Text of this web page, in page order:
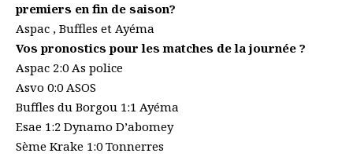
premiers en fin de saison?
Aspac , Buffles et Ayéma
Vos pronostics pour les matches de la journée ?
Aspac 2:0 As police
Asvo 0:0 ASOS
Buffles du Borgou 1:1 Ayéma
Esae 1:2 Dynamo D’abomey
Sème Krake 1:0 Tonnerres